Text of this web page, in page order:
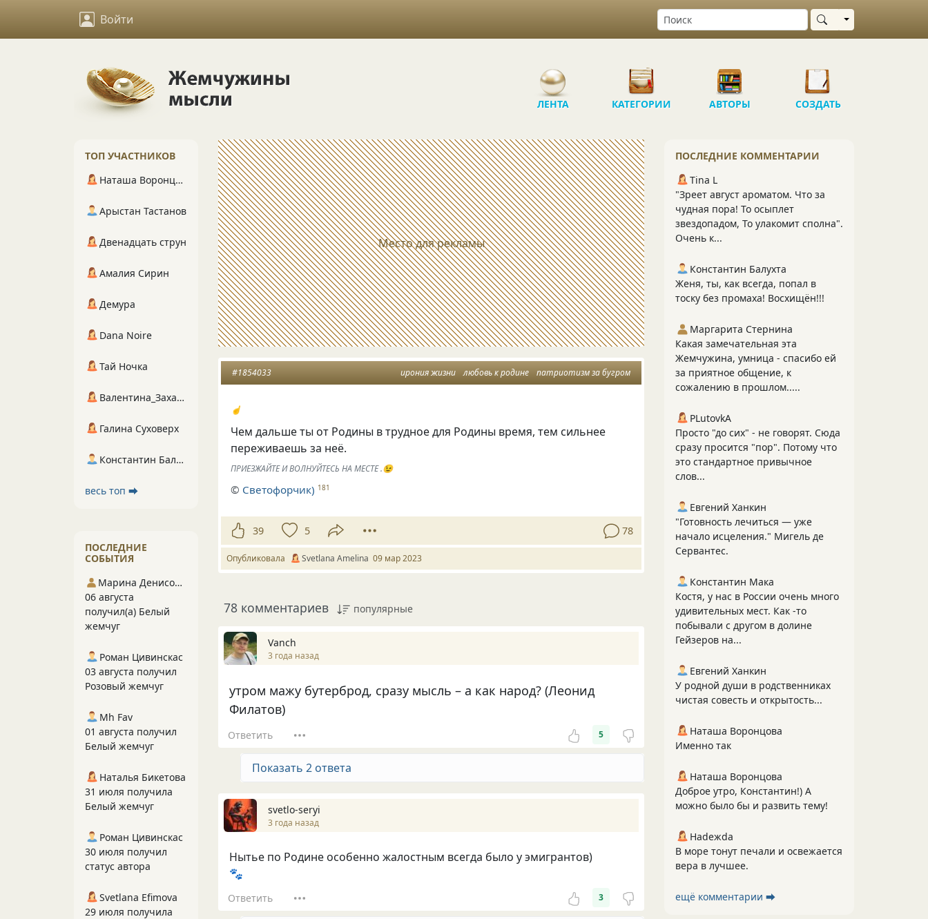
Войти Выбрать область
ЛЕНТА КАТЕГОРИИ АВТОРЫ СОЗДАТЬ
Место для рекламы
ирония жизни любовь к родине патриотизм за бугром
#1854033
☝️
Чем дальше ты от Родины в трудное для Родины время, тем сильнее
переживаешь за неё.
ПРИЕЗЖАЙТЕ И ВОЛНУЙТЕСЬ НА МЕСТЕ .😉
© Светофорчик) 181
39 5 78
Опубликовала Svetlana Amelina 09 мар 2023
78 комментариев популярные
Vanch
3 года назад
утром мажу бутерброд, сразу мысль – а как народ? (Леонид
Филатов)
Ответить 5
Показать 2 ответа
svetlo-seryi
3 года назад
Нытье по Родине особенно жалостным всегда было у эмигрантов)
🐾
Ответить 3
ПОСЛЕДНИЕ КОММЕНТАРИИ
Tina L
"Зреет август ароматом. Что за
чудная пора! То осыплет
звездопадом, То улакомит сполна".
Очень к...
Константин Балухта
Женя, ты, как всегда, попал в
тоску без промаха! Восхищён!!!
Маргарита Стернина
Какая замечательная эта
Жемчужина, умница - спасибо ей
за приятное общение, к
сожалению в прошлом.....
PLutоvkА
Просто "до сих" - не говорят. Сюда
сразу просится "пор". Потому что
это стандартное привычное
слов...
Евгений Ханкин
"Готовность лечиться — уже
начало исцеления." Мигель де
Сервантес.
Константин Мака
Костя, у нас в России очень много
удивительных мест. Как -то
побывали с другом в долине
Гейзеров на...
Евгений Ханкин
У родной души в родственниках
чистая совесть и открытость...
Наташа Воронцова
Именно так
Наташа Воронцова
Доброе утро, Константин!) А
можно было бы и развить тему!
Нadeжda
В море тонут печали и освежается
вера в лучшее.
ещё комментарии ⮕
ТОП УЧАСТНИКОВ
Наташа Воронцова
Арыстан Тастанов
Двенадцать струн
Амалия Сирин
Демура
Dana Noire
Тай Ночка
Валентина_Захарова
Галина Суховерх
Константин Балухта
весь топ ⮕
ПОСЛЕДНИЕ
СОБЫТИЯ
Марина Денисова 5
06 августа
получил(а) Белый
жемчуг
Роман Цивинскас
03 августа получил
Розовый жемчуг
Mh Fav
01 августа получил
Белый жемчуг
Наталья Бикетова
31 июля получила
Белый жемчуг
Роман Цивинскас
30 июля получил
статус автора
Svetlana Efimova
29 июля получила